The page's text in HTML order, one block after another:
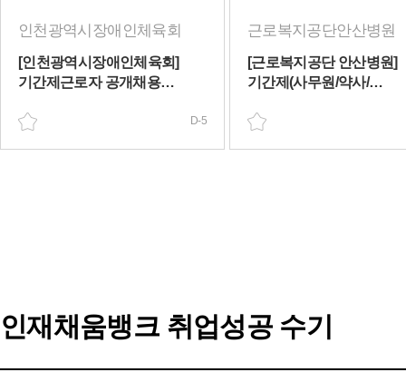
인천광역시장애인체육회
[인천광역시장애인체육회]
기간제근로자 공개채용
D-5
근로복지공단안산병원
[근로복지공단 안산병원]
기간제(사무원/약사/
인재채움뱅크 취업성공 수기